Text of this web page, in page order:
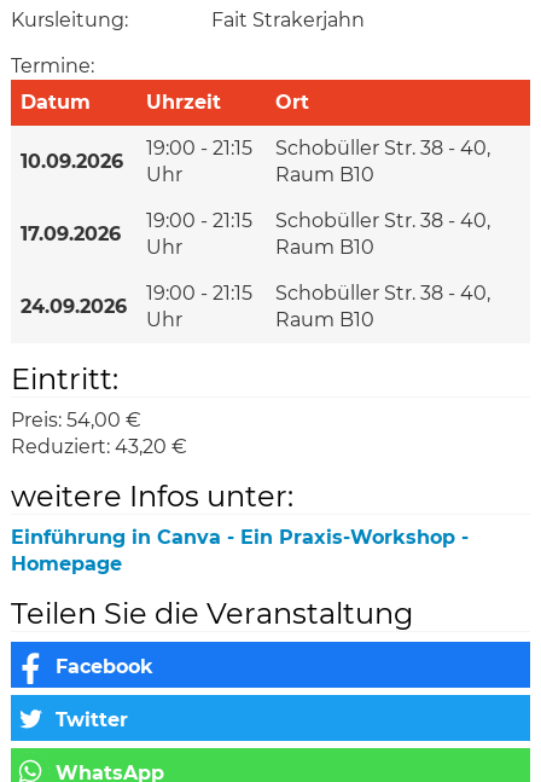
Kursleitung:
Fait Strakerjahn
Termine:
Datum
Uhrzeit Ort
10.09.2026
19:00 - 21:15
Uhr
Schobüller Str. 38 - 40,
Raum B10
17.09.2026
19:00 - 21:15
Uhr
Schobüller Str. 38 - 40,
Raum B10
24.09.2026
19:00 - 21:15
Uhr
Schobüller Str. 38 - 40,
Raum B10
Eintritt:
Preis: 54,00 €
Reduziert: 43,20 €
weitere Infos unter:
Einführung in Canva - Ein Praxis-Workshop -
Homepage
Teilen Sie die Veranstaltung